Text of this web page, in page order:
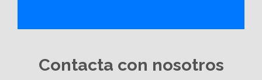
Contacta con nosotros